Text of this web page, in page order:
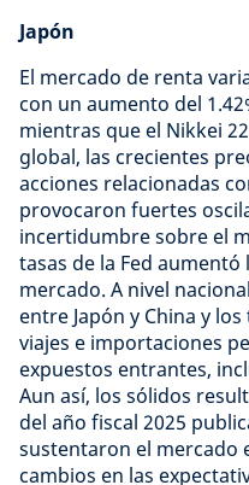
Japón
El mercado de renta
con un aumento del
mientras que el Nikkei
global, las crecientes
acciones relacionadas
provocaron fuertes
incertidumbre sobre el
tasas de la Fed
mercado. A nivel
entre Japón y China y
viajes e importaciones
expuestos entrantes,
Aun así, los sólidos
del año fiscal 2025
sustentaron el mercado
cambios en las